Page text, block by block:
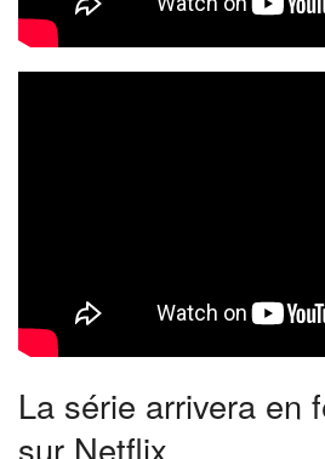
La série arrivera en
sur Netflix